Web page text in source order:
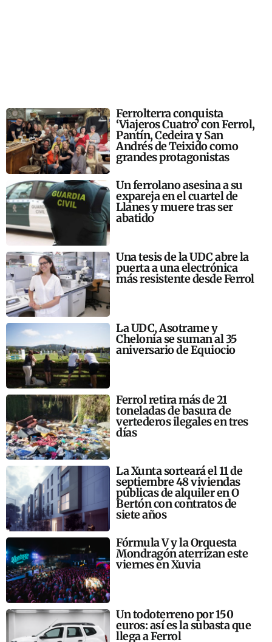
Ferrolterra conquista
‘Viajeros Cuatro’ con Ferrol,
Pantín, Cedeira y San
Andrés de Teixido como
grandes protagonistas
Un ferrolano asesina a su
expareja en el cuartel de
Llanes y muere tras ser
abatido
Una tesis de la UDC abre la
puerta a una electrónica
más resistente desde Ferrol
La UDC, Asotrame y
Chelonia se suman al 35
aniversario de Equiocio
Ferrol retira más de 21
toneladas de basura de
vertederos ilegales en tres
días
La Xunta sorteará el 11 de
septiembre 48 viviendas
públicas de alquiler en O
Bertón con contratos de
siete años
Fórmula V y la Orquesta
Mondragón aterrizan este
viernes en Xuvia
Un todoterreno por 150
euros: así es la subasta que
llega a Ferrol